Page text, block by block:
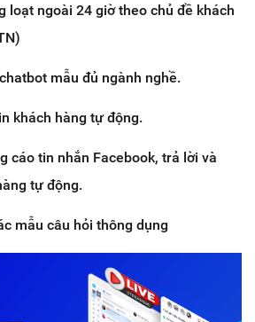
loạt ngoài 24 giờ theo chủ đề khách
mẫu đủ ngành nghề.
khách hàng tự động.
cáo tin nhắn Facebook, trả lời và
tự động.
mẫu câu hỏi thông dụng